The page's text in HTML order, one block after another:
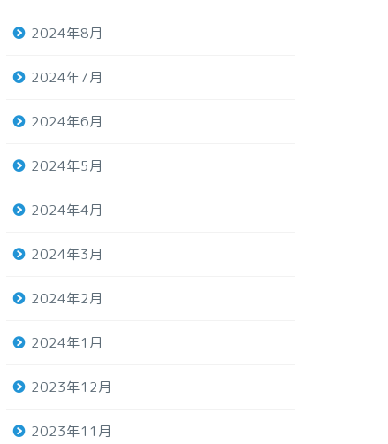
2024年8月
2024年7月
2024年6月
2024年5月
2024年4月
2024年3月
2024年2月
2024年1月
2023年12月
2023年11月